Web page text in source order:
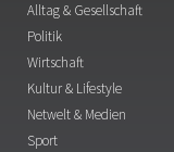
Alltag & Gesellschaft
Politik
Wirtschaft
Kultur & Lifestyle
Netwelt & Medien
Sport